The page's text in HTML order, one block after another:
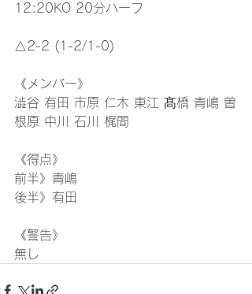
12:20KO 20分ハーフ
△2-2 (1-2/1-0)
《メンバー》
澁谷 有田 市原 仁木 東江 髙橋 青嶋 曽
根原 中川 石川 梶間
《得点》
前半》青嶋
後半》有田
《警告》
無し